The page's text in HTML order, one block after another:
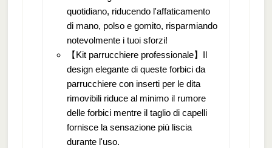
quotidiano, riducendo l'affaticamento
di mano, polso e gomito, risparmiando
notevolmente i tuoi sforzi!
【Kit parrucchiere professionale】Il
design elegante di queste forbici da
parrucchiere con inserti per le dita
rimovibili riduce al minimo il rumore
delle forbici mentre il taglio di capelli
fornisce la sensazione più liscia
durante l'uso.